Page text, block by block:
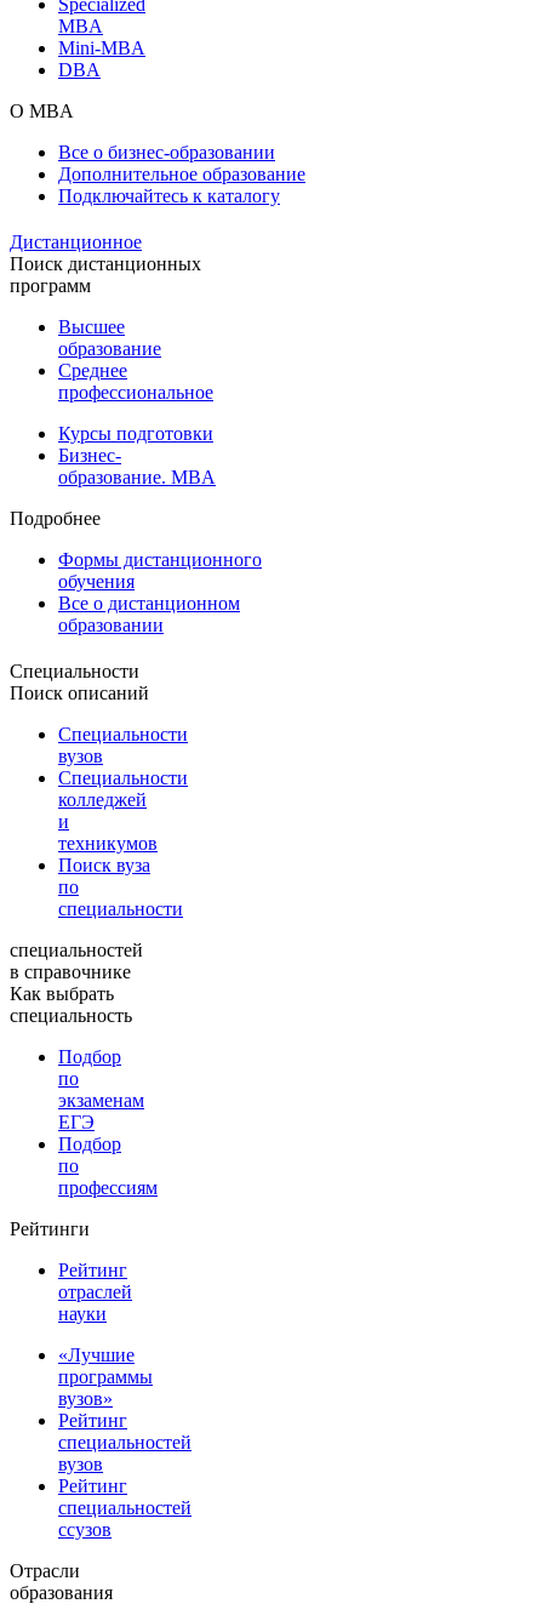
MBA
Mini-MBA
DBA
О MBA
Все о бизнес-образовании
Дополнительное образование
Подключайтесь к каталогу
Дистанционное
Поиск дистанционных
программ
Высшее
образование
Среднее
профессиональное
Курсы подготовки
Бизнес-
образование. MBA
Подробнее
Формы дистанционного
обучения
Все о дистанционном
образовании
Специальности
Поиск описаний
Специальности
вузов
Специальности
колледжей
и
техникумов
Поиск вуза
по
специальности
специальностей
в справочнике
Как выбрать
специальность
Подбор
по
экзаменам
ЕГЭ
Подбор
по
профессиям
Рейтинги
Рейтинг
отраслей
науки
«Лучшие
программы
вузов»
Рейтинг
специальностей
вузов
Рейтинг
специальностей
ссузов
Отрасли
образования